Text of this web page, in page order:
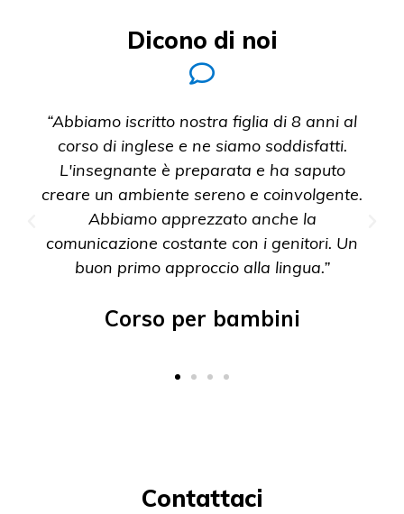
Dicono di noi
“Abbiamo iscritto nostra figlia di 8 anni al
corso di inglese e ne siamo soddisfatti.
L'insegnante è preparata e ha saputo
creare un ambiente sereno e coinvolgente.
Abbiamo apprezzato anche la
comunicazione costante con i genitori. Un
buon primo approccio alla lingua.”
Corso per bambini
Contattaci